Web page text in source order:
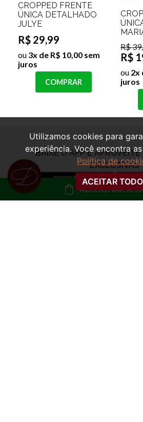
ADICIONAR À
CROPPED FRENTE
ÚNICA DETALHADO
JULYE
R$ 29,99
ou 3x de R$ 10,00 sem
juros
COMPRAR
R$
R$
ou 2x
juros
Utilizamos cookies para
experiência. Você encontra
Política de
ACEITAR